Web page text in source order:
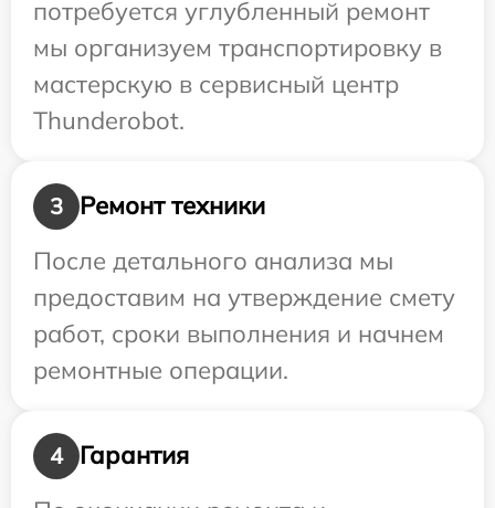
потребуется углубленный ремонт
мы организуем транспортировку в
мастерскую в сервисный центр
Thunderobot.
3
Ремонт техники
После детального анализа мы
предоставим на утверждение смету
работ, сроки выполнения и начнем
ремонтные операции.
4
Гарантия